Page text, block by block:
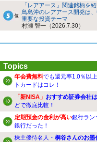
「レアアース」関連銘柄を
鳥島沖のレアアース開発は
重要な投資テーマ
村瀬 智一（2026.7.30）
Topics
年会費無料でも還元率1.0％以
トカードはコレ！
「新NISA」 おすすめ証券会社
どで徹底比較！
定期預金の金利が高い銀行ラン
銀行だった！
株主優待名人・ 桐谷さんのお墨